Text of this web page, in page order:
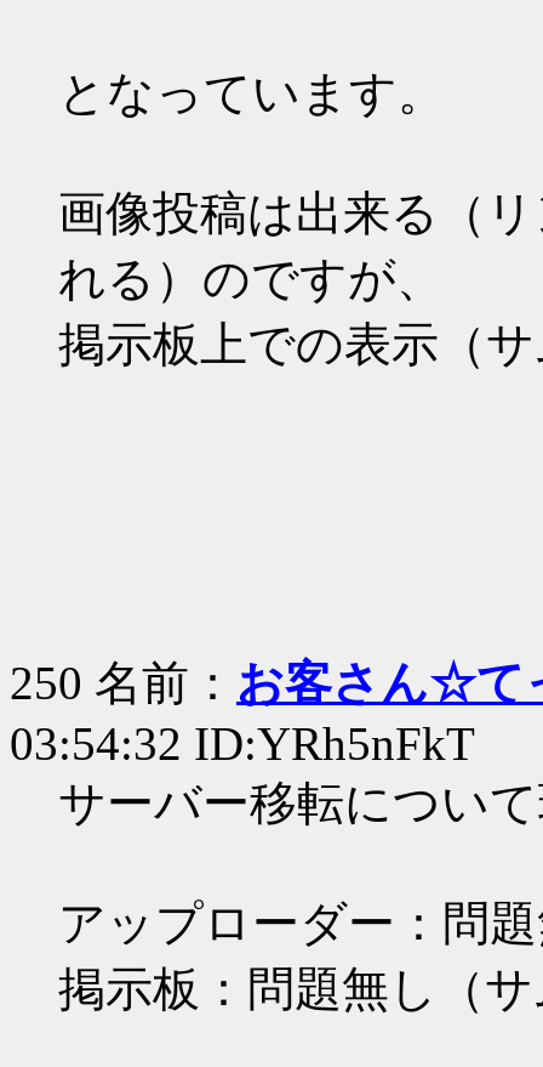
となっています。
画像投稿は出来る（
れる）のですが、
掲示板上での表示（
250 名前： お客さん☆て
03:54:32 ID:YRh5nFkT
サーバー移転につい
アップローダー：問
掲示板：問題無し（